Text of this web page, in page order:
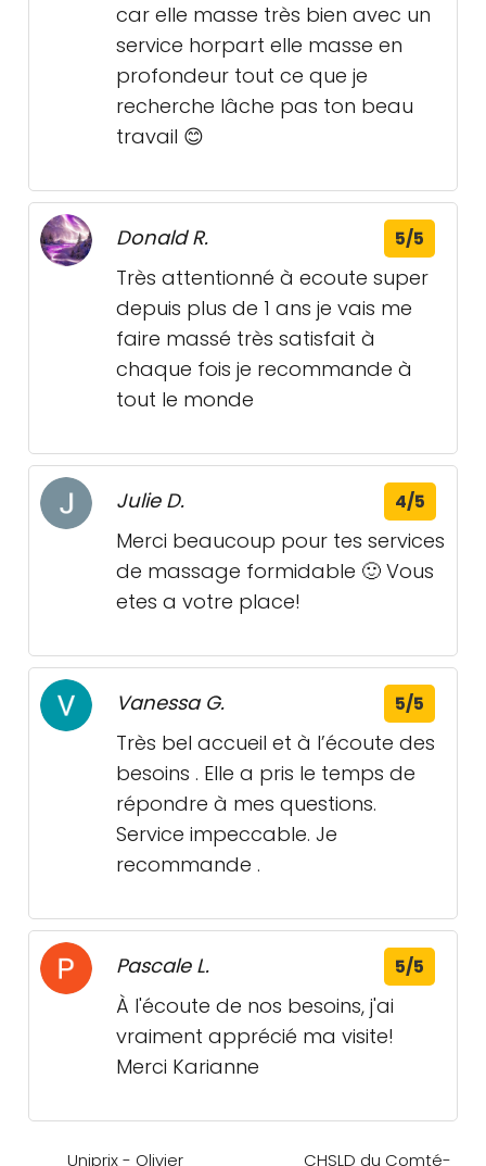
car elle masse très bien avec un
service horpart elle masse en
profondeur tout ce que je
recherche lâche pas ton beau
travail 😊
Donald R. 5/5
Très attentionné à ecoute super
depuis plus de 1 ans je vais me
faire massé très satisfait à
chaque fois je recommande à
tout le monde
Julie D. 4/5
Merci beaucoup pour tes services
de massage formidable 🙂 Vous
etes a votre place!
Vanessa G. 5/5
Très bel accueil et à l’écoute des
besoins . Elle a pris le temps de
répondre à mes questions.
Service impeccable. Je
recommande .
Pascale L. 5/5
À l'écoute de nos besoins, j'ai
vraiment apprécié ma visite!
Merci Karianne
Uniprix - Olivier CHSLD du Comté-